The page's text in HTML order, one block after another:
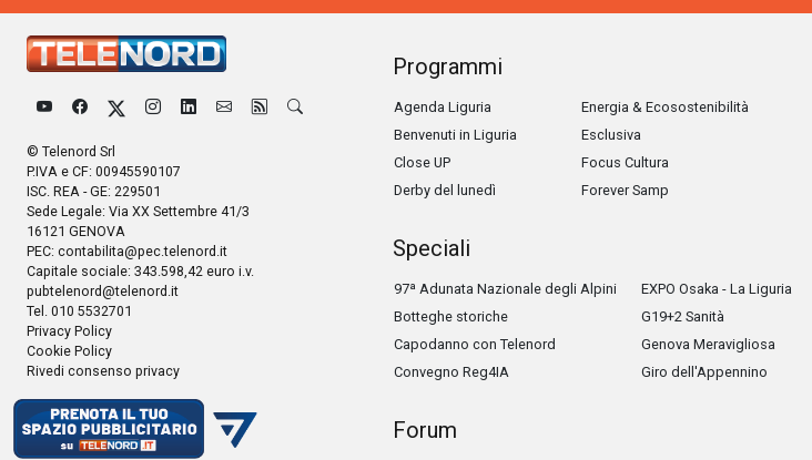
© Telenord Srl
P.IVA e CF: 00945590107
ISC. REA - GE: 229501
Sede Legale: Via XX Settembre 41/3
16121 GENOVA
PEC: contabilita@pec.telenord.it
Capitale sociale: 343.598,42 euro i.v.
pubtelenord@telenord.it
Tel. 010 5532701
Privacy Policy
Cookie Policy
Rivedi consenso privacy
Programmi
Agenda Liguria
Benvenuti in Liguria
Close UP
Derby del lunedì
Energia & Ecosostenibilità
Esclusiva
Focus Cultura
Forever Samp
Speciali
97ª Adunata Nazionale degli Alpini
Botteghe storiche
Capodanno con Telenord
Convegno Reg4IA
EXPO Osaka - La Liguria
G19+2 Sanità
Genova Meravigliosa
Giro dell'Appennino
Forum